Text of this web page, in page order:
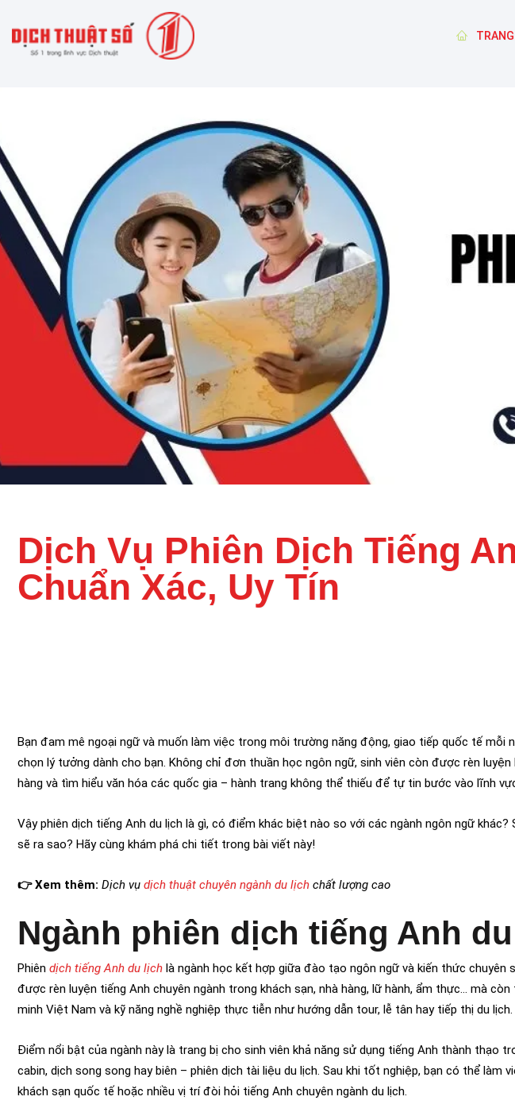
Dịch Vụ Phiên Dịch Tiếng
Chuẩn Xác, Uy Tín
Bạn đam mê ngoại ngữ và muốn làm việc trong môi trường năng động, giao tiếp quốc tế mỗi
chọn lý tưởng dành cho bạn. Không chỉ đơn thuần học ngôn ngữ, sinh viên còn được rèn
hàng và tìm hiểu văn hóa các quốc gia – hành trang không thể thiếu để tự tin bước vào lĩnh
Vậy phiên dịch tiếng Anh du lịch là gì, có điểm khác biệt nào so với các ngành ngôn ngữ
sẽ ra sao? Hãy cùng khám phá chi tiết trong bài viết này!
👉 Xem thêm: Dịch vụ dịch thuật chuyên ngành du lịch chất lượng cao
Ngành phiên dịch tiếng Anh
Phiên dịch tiếng Anh du lịch là ngành học kết hợp giữa đào tạo ngôn ngữ và kiến thức chuyên
được rèn luyện tiếng Anh chuyên ngành trong khách sạn, nhà hàng, lữ hành, ẩm thực… mà
minh Việt Nam và kỹ năng nghề nghiệp thực tiễn như hướng dẫn tour, lễ tân hay tiếp thị du lịch.
Điểm nổi bật của ngành này là trang bị cho sinh viên khả năng sử dụng tiếng Anh thành thạo
cabin, dịch song song hay biên – phiên dịch tài liệu du lịch. Sau khi tốt nghiệp, bạn có thể làm
khách sạn quốc tế hoặc nhiều vị trí đòi hỏi tiếng Anh chuyên ngành du lịch.